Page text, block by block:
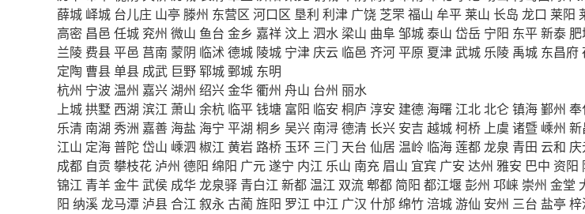
薛城 峄城 台儿庄 山亭 滕州 东营区 河口区 垦利 利津 广饶 芝罘福山 牟平 莱山 长岛 龙口 莱阳
高密 昌邑 任城 兖州 微山 鱼台 金乡 嘉祥 汶上 泗水 梁山 曲阜邹城泰山 岱岳 宁阳 东平新泰
兰陵 费县平邑 莒南 蒙阴 临沭德城 陵城 宁津 庆云 临邑 齐河平原 夏津武城 乐陵 禹城 东昌府
定陶 曹县单县 成武 巨野 郓城 鄄城 东明
杭州 宁波 温州 嘉兴湖州 绍兴金华衢州 舟山 台州 丽水
上城拱墅 西湖 滨江 萧山 余杭 临平钱塘 富阳 临安 桐庐 淳安 建德 海曙 江北北仑镇海鄞州
乐清 南湖 秀洲 嘉善 海盐 海宁 平湖 桐乡 吴兴 南浔德清 长兴 安吉 越城柯桥 上虞 诸暨 嵊州 新
江山 定海普陀 岱山 嵊泗 椒江 黄岩 路桥 玉环 三门 天台 仙居 温岭 临海莲都龙泉 青田 云和
成都 自贡 攀枝花 泸州 德阳 绵阳 广元遂宁 内江 乐山 南充 眉山 宜宾 广安 达州 雅安 巴中 资阳
锦江 青羊金牛武侯 成华龙泉驿 青白江 新都 温江 双流郫都 简阳 都江堰彭州 邛崃 崇州 金堂
阳 纳溪龙马潭 泸县合江 叙永古蔺旌阳 罗江 中江 广汉 什邡 绵竹 涪城游仙 安州 三台 盐亭